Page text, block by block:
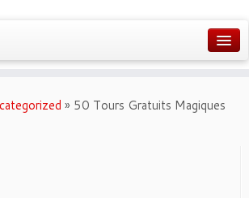
» 50 Tours Gratuits Magiques